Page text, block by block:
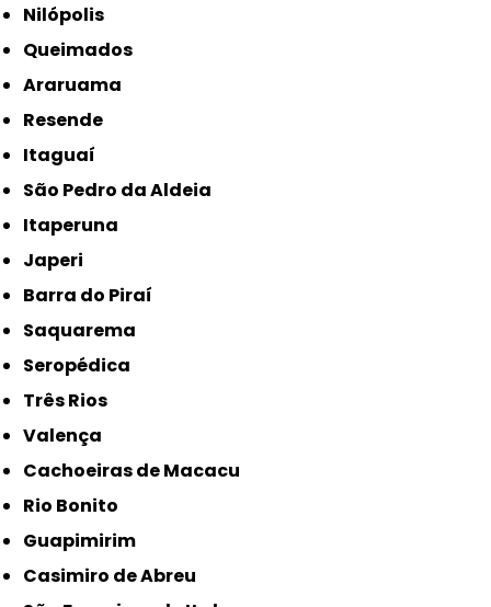
Nilópolis
Queimados
Araruama
Resende
Itaguaí
São Pedro da Aldeia
Itaperuna
Japeri
Barra do Piraí
Saquarema
Seropédica
Três Rios
Valença
Cachoeiras de Macacu
Rio Bonito
Guapimirim
Casimiro de Abreu